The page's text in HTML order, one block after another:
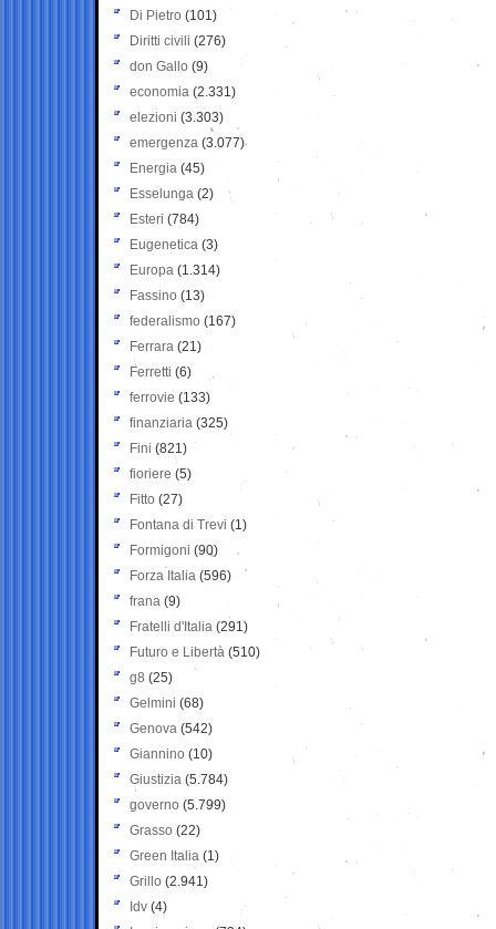
Di Pietro (101)
Diritti civili (276)
don Gallo (9)
economia (2.331)
elezioni (3.303)
emergenza (3.077)
Energia (45)
Esselunga (2)
Esteri (784)
Eugenetica (3)
Europa (1.314)
Fassino (13)
federalismo (167)
Ferrara (21)
Ferretti (6)
ferrovie (133)
finanziaria (325)
Fini (821)
fioriere (5)
Fitto (27)
Fontana di Trevi (1)
Formigoni (90)
Forza Italia (596)
frana (9)
Fratelli d'Italia (291)
Futuro e Libertà (510)
g8 (25)
Gelmini (68)
Genova (542)
Giannino (10)
Giustizia (5.784)
governo (5.799)
Grasso (22)
Green Italia (1)
Grillo (2.941)
Idv (4)